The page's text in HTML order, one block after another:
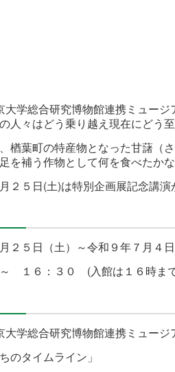
学総合研究博物館連携ミュー
人々はどう乗り越え現在にどう
楢葉町の特産物となった甘藷（
を補う作物として何を食べたか
２５日(土)は特別企画展記念講演
２５日（土）～令和９年７月４
１６：３０ (入館は１６時ま
大学総合研究博物館連携ミュ
のタイムライン」